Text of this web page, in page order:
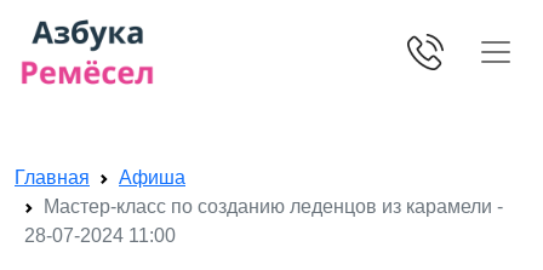
Главная
Афиша
Мастер-класс по созданию леденцов из карамели -
28-07-2024 11:00